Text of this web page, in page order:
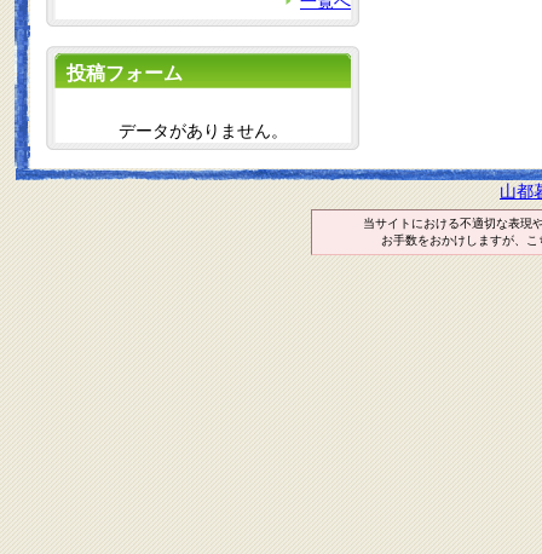
投稿フォーム
データがありません。
山都
当サイトにおける不適切な表現
お手数をおかけしますが、こ